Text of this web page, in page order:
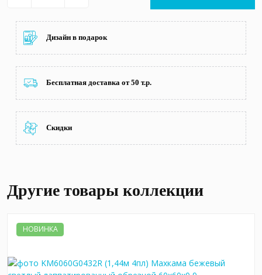
Дизайн в подарок
Бесплатная доставка от 50 т.р.
Скидки
Другие товары коллекции
НОВИНКА